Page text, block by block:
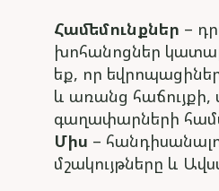
Համեմունքներ –
խոհանոցներ
եք, որ
և առանց
գաղափարների
Միս –
մշակույթները և